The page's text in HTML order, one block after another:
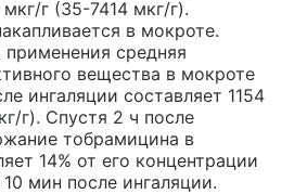
г (35-7414 мкг/г).
в мокроте.
средняя
вещества в мокроте
ингаляции составляет 1154
г). Спустя 2 ч после
тобрамицина в
14% от его концентрации
мин после ингаляции.